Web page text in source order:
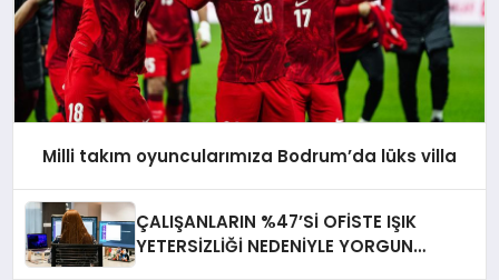
Milli takım oyuncularımıza Bodrum’da lüks villa
ÇALIŞANLARIN %47’Sİ OFİSTE IŞIK
YETERSİZLİĞİ NEDENİYLE YORGUN